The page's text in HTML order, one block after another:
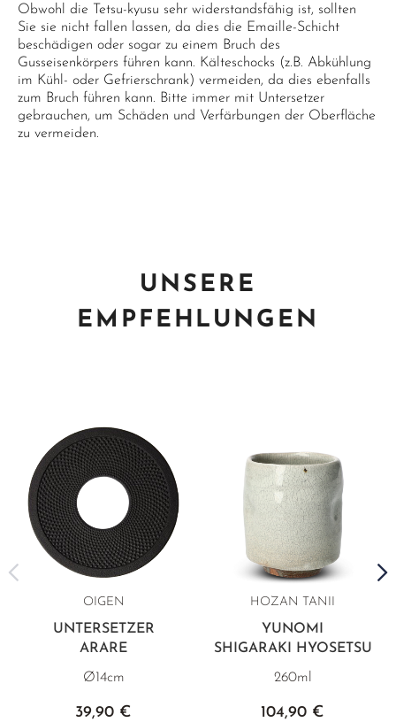
Obwohl die Tetsu-kyusu sehr widerstandsfähig ist, sollten
Sie sie nicht fallen lassen, da dies die Emaille-Schicht
beschädigen oder sogar zu einem Bruch des
Gusseisenkörpers führen kann. Kälteschocks (z.B. Abkühlung
im Kühl- oder Gefrierschrank) vermeiden, da dies ebenfalls
zum Bruch führen kann. Bitte immer mit Untersetzer
gebrauchen, um Schäden und Verfärbungen der Oberfläche
zu vermeiden.
UNSERE
EMPFEHLUNGEN
OIGEN
UNTERSETZER
ARARE
Ø14cm
39,90 €
HOZAN TANII
YUNOMI
SHIGARAKI HYOSETSU
260ml
104,90 €